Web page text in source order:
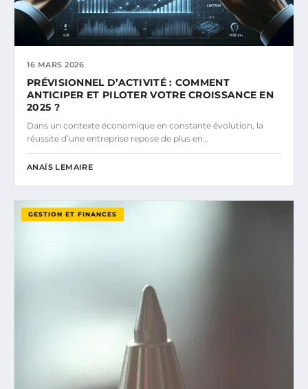
16 MARS 2026
PRÉVISIONNEL D’ACTIVITÉ : COMMENT
ANTICIPER ET PILOTER VOTRE CROISSANCE EN
2025 ?
Dans un contexte économique en constante évolution, la
réussite d’une entreprise repose de plus en…
ANAÏS LEMAIRE
GESTION ET FINANCES